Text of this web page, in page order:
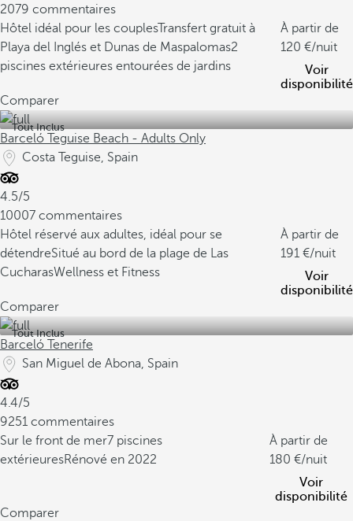
2079 commentaires
Hôtel idéal pour les couplesTransfert gratuit à
Playa del Inglés et Dunas de Maspalomas2
piscines extérieures entourées de jardins
À partir de
120
/nuit
Voir
disponibilité
Comparer
Tout Inclus
Barceló Teguise Beach - Adults Only
Costa Teguise, Spain
4.5/5
10007 commentaires
Hôtel réservé aux adultes, idéal pour se
détendreSitué au bord de la plage de Las
CucharasWellness et Fitness
À partir de
191
/nuit
Voir
disponibilité
Comparer
Tout Inclus
Barceló Tenerife
San Miguel de Abona, Spain
4.4/5
9251 commentaires
Sur le front de mer7 piscines
extérieuresRénové en 2022
À partir de
180
/nuit
Voir
disponibilité
Comparer